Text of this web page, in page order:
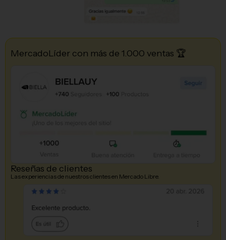
MercadoLíder con más de 1.000 ventas 🏆
Reseñas de clientes
Las experiencias de nuestros clientes en Mercado Libre.